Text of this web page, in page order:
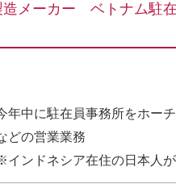
造メーカー ベトナム駐
年中に駐在員事務所をホー
どの営業業務
インドネシア在住の日本人